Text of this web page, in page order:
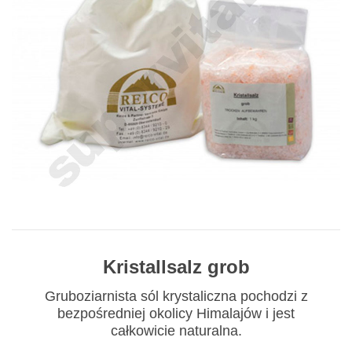
Kristallsalz grob
Gruboziarnista sól krystaliczna pochodzi z
bezpośredniej okolicy Himalajów i jest
całkowicie naturalna.